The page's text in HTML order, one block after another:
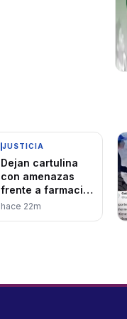
JUSTICIA
Dejan cartulina
con amenazas
frente a farmacia
en
hace 22m